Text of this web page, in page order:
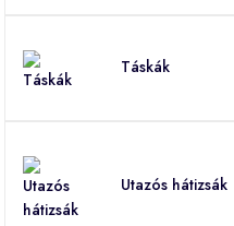
Táskák
Utazós hátizsák